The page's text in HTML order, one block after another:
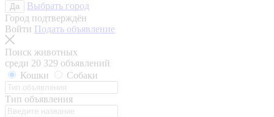
Да
Выбрать город
Город подтверждён
Войти Подать объявление
Поиск животных
среди 20 329 объявлений
Кошки
Собаки
Тип объявления